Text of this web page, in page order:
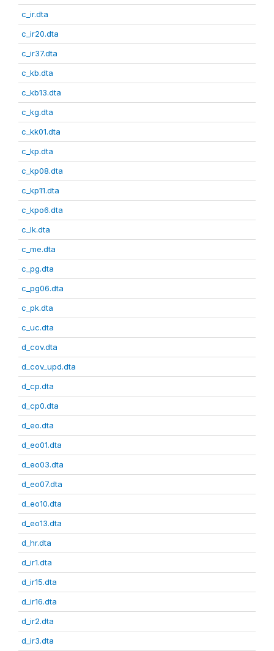
c_ir.dta
c_ir20.dta
c_ir37.dta
c_kb.dta
c_kb13.dta
c_kg.dta
c_kk01.dta
c_kp.dta
c_kp08.dta
c_kp11.dta
c_kpo6.dta
c_lk.dta
c_me.dta
c_pg.dta
c_pg06.dta
c_pk.dta
c_uc.dta
d_cov.dta
d_cov_upd.dta
d_cp.dta
d_cp0.dta
d_eo.dta
d_eo01.dta
d_eo03.dta
d_eo07.dta
d_eo10.dta
d_eo13.dta
d_hr.dta
d_ir1.dta
d_ir15.dta
d_ir16.dta
d_ir2.dta
d_ir3.dta